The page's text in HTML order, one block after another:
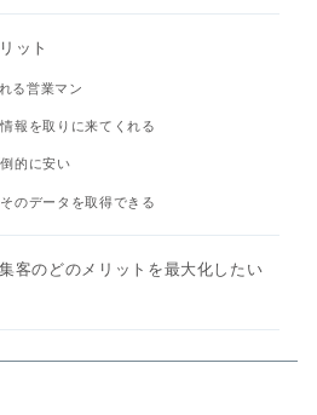
ット
る営業マン
報を取りに来てくれる
的に安い
のデータを取得できる
客のどのメリットを最大化したい